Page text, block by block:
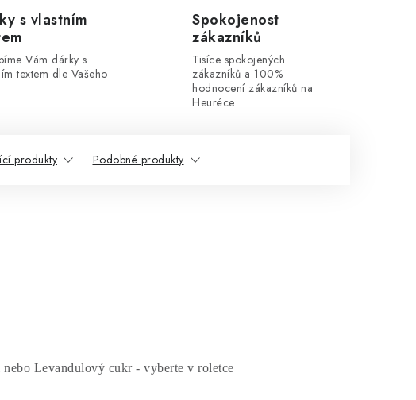
s vlastním
Vám dárky s
textem dle Vašeho
Spokojenost
zákazníků
Tisíce spokojených
zákazníků a 100%
hodnocení zákazníků na
Heuréce
produkty Podobné produkty
Levandulový cukr - vyberte v roletce